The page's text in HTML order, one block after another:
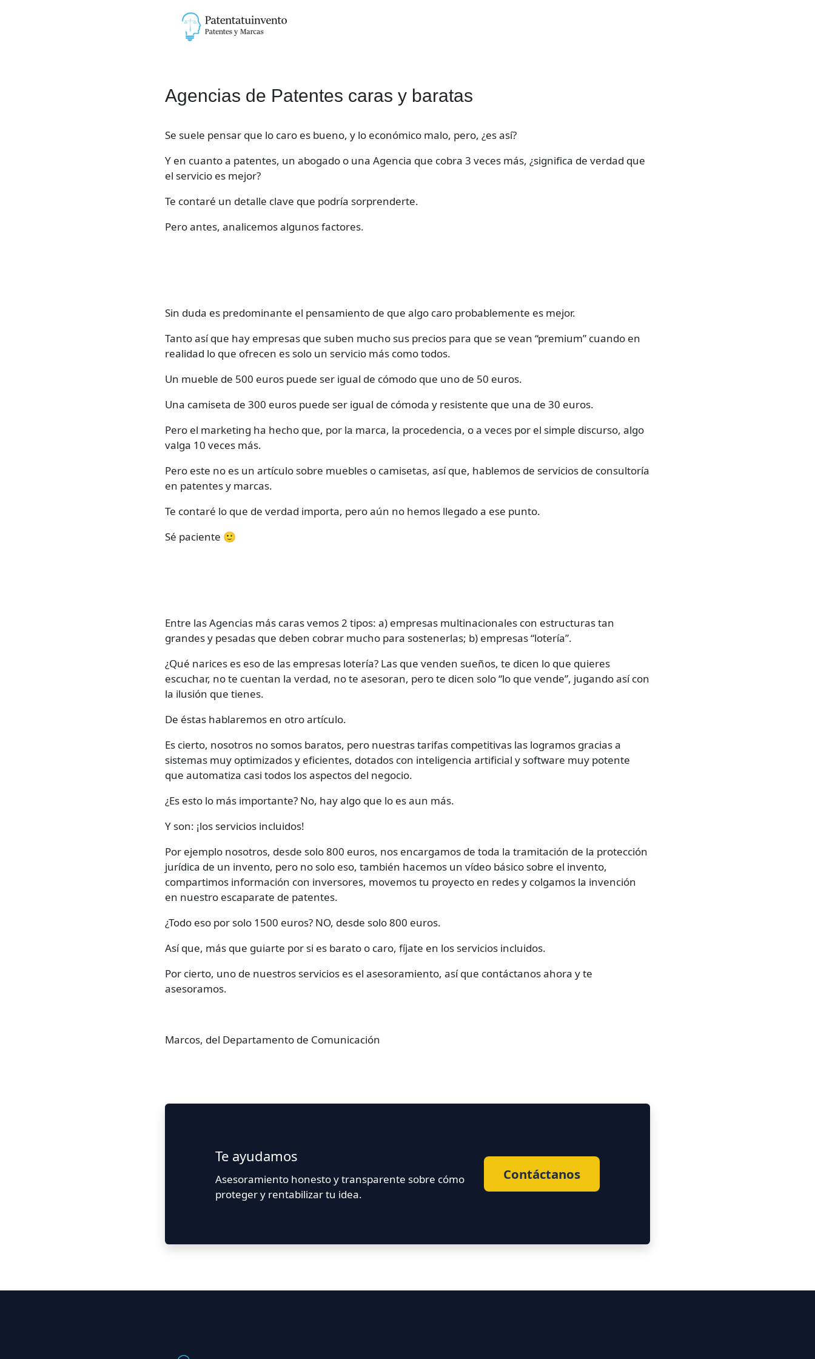
Agencias de Patentes caras y baratas
Se suele pensar que lo caro es bueno, y lo económico malo, pero, ¿es así?
Y en cuanto a patentes, un abogado o una Agencia que cobra 3 veces más, ¿significa de verdad que
el servicio es mejor?
Te contaré un detalle clave que podría sorprenderte.
Pero antes, analicemos algunos factores.
Sin duda es predominante el pensamiento de que algo caro probablemente es mejor.
Tanto así que hay empresas que suben mucho sus precios para que se vean “premium” cuando en
realidad lo que ofrecen es solo un servicio más como todos.
Un mueble de 500 euros puede ser igual de cómodo que uno de 50 euros.
Una camiseta de 300 euros puede ser igual de cómoda y resistente que una de 30 euros.
Pero el marketing ha hecho que, por la marca, la procedencia, o a veces por el simple discurso, algo
valga 10 veces más.
Pero este no es un artículo sobre muebles o camisetas, así que, hablemos de servicios de consultoría
en patentes y marcas.
Te contaré lo que de verdad importa, pero aún no hemos llegado a ese punto.
Sé paciente 🙂
Entre las Agencias más caras vemos 2 tipos: a) empresas multinacionales con estructuras tan
grandes y pesadas que deben cobrar mucho para sostenerlas; b) empresas “lotería”.
¿Qué narices es eso de las empresas lotería? Las que venden sueños, te dicen lo que quieres
escuchar, no te cuentan la verdad, no te asesoran, pero te dicen solo “lo que vende”, jugando así con
la ilusión que tienes.
De éstas hablaremos en otro artículo.
Es cierto, nosotros no somos baratos, pero nuestras tarifas competitivas las logramos gracias a
sistemas muy optimizados y eficientes, dotados con inteligencia artificial y software muy potente
que automatiza casi todos los aspectos del negocio.
¿Es esto lo más importante? No, hay algo que lo es aun más.
Y son: ¡los servicios incluidos!
Por ejemplo nosotros, desde solo 800 euros, nos encargamos de toda la tramitación de la protección
jurídica de un invento, pero no solo eso, también hacemos un vídeo básico sobre el invento,
compartimos información con inversores, movemos tu proyecto en redes y colgamos la invención
en nuestro escaparate de patentes.
¿Todo eso por solo 1500 euros? NO, desde solo 800 euros.
Así que, más que guiarte por si es barato o caro, fíjate en los servicios incluidos.
Por cierto, uno de nuestros servicios es el asesoramiento, así que contáctanos ahora y te
asesoramos.
Marcos, del Departamento de Comunicación
Te ayudamos
Asesoramiento honesto y transparente sobre cómo
proteger y rentabilizar tu idea.
Contáctanos